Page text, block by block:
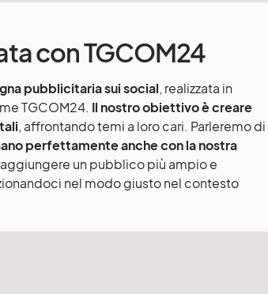
con TGCOM24
pubblicitaria sui social, realizzata in
TGCOM24. Il nostro obiettivo è creare
, affrontando temi a loro cari. Parleremo di
perfettamente anche con la nostra
un pubblico più ampio e
nel modo giusto nel contesto